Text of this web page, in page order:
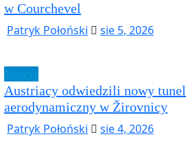
w Courchevel
Patryk Połoński
sie 5, 2026
Austriacy odwiedzili nowy tunel
aerodynamiczny w Žirovnicy
Patryk Połoński
sie 4, 2026